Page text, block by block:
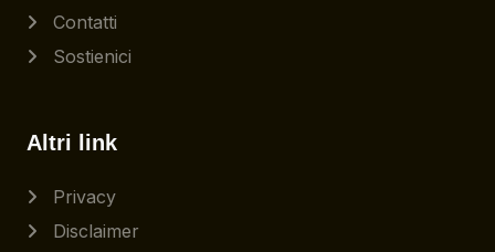
Contatti
Sostienici
Altri link
Privacy
Disclaimer